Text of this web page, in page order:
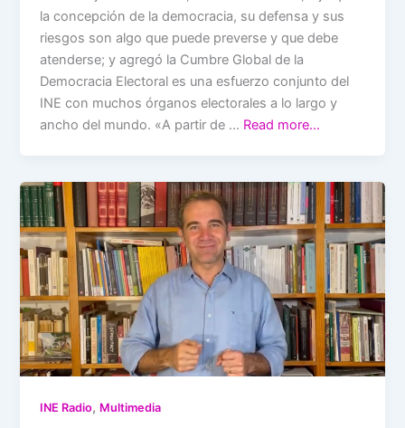
la concepción de la democracia, su defensa y sus
riesgos son algo que puede preverse y que debe
atenderse; y agregó la Cumbre Global de la
Democracia Electoral es una esfuerzo conjunto del
INE con muchos órganos electorales a lo largo y
ancho del mundo. «A partir de … Read more…
INE Radio, Multimedia